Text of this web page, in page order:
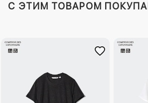
C ЭТИМ ТОВАРОМ